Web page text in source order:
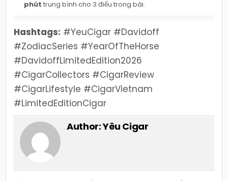
phút trung bình cho 3 điếu trong bài.
Hashtags: #YeuCigar #Davidoff
#ZodiacSeries #YearOfTheHorse
#DavidoffLimitedEdition2026
#CigarCollectors #CigarReview
#CigarLifestyle #CigarVietnam
#LimitedEditionCigar
Author:Yêu Cigar